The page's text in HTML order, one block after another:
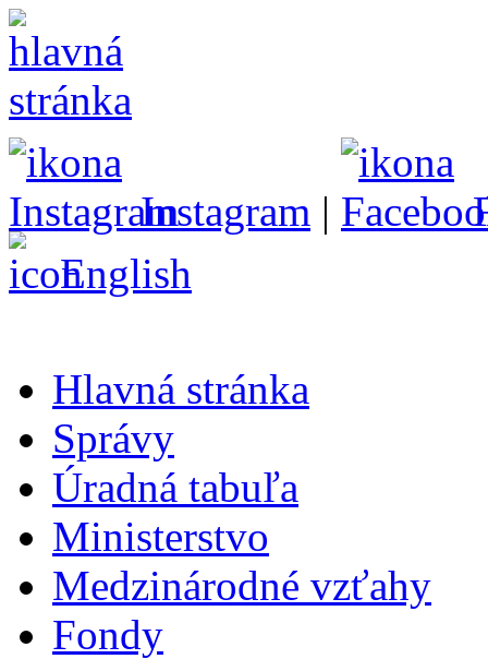
Instagram |
English
Hlavná stránka
Správy
Úradná tabuľa
Ministerstvo
Medzinárodné vzťahy
Fondy